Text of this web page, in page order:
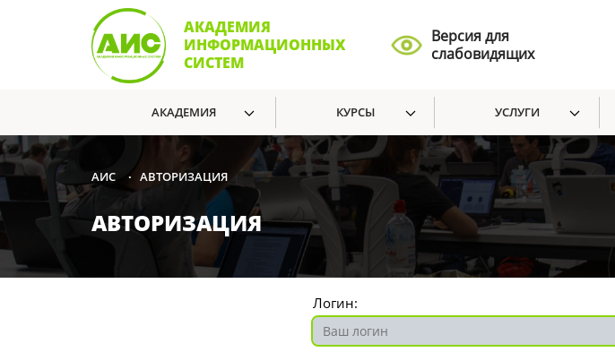
АКАДЕМИЯ
ИНФОРМАЦИОННЫХ
СИСТЕМ
Версия для
слабовидящих
АКАДЕМИЯ КУРСЫ УСЛУГИ
АИС • АВТОРИЗАЦИЯ
АВТОРИЗАЦИЯ
Логин: